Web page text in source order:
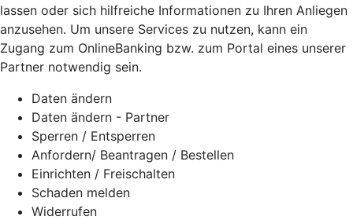
lassen oder sich hilfreiche Informationen zu Ihren Anliegen
anzusehen. Um unsere Services zu nutzen, kann ein
Zugang zum OnlineBanking bzw. zum Portal eines unserer
Partner notwendig sein.
Daten ändern
Daten ändern - Partner
Sperren / Entsperren
Anfordern/ Beantragen / Bestellen
Einrichten / Freischalten
Schaden melden
Widerrufen